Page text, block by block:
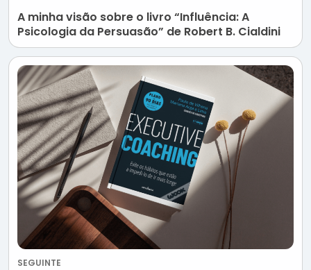
A minha visão sobre o livro “Influência: A
Psicologia da Persuasão” de Robert B. Cialdini
SEGUINTE